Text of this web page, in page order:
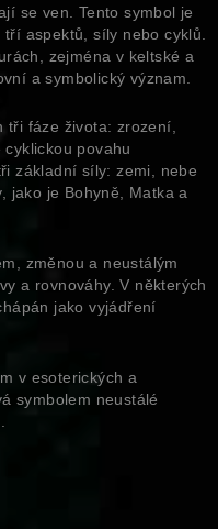
se ven. Tento symbol je
aspektů, síly nebo cyklů.
zejména v keltské a
a symbolický význam.
tři fáze života: zrození,
povahu
základní síly: zemi, nebe
jako je Bohyně, Matka a
změnou a neustálým
a rovnováhy. V některých
jako vyjádření
v esoterických a
symbolem neustálé